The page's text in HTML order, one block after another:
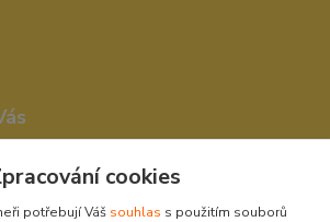
cookies
potřebují Váš souhlas s použitím souborů